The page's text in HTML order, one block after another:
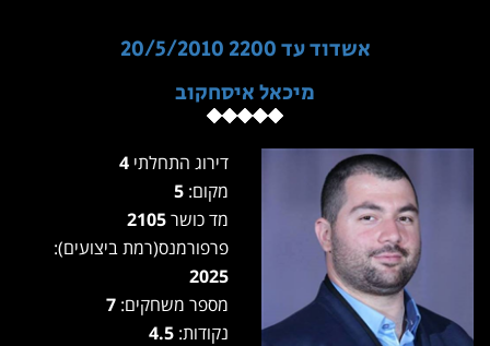
אשדוד עד 2200 20/5/2010
מיכאל איסחקוב
דירוג התחלתי
מקום:
מד כושר
פרפורמנס(רמת ביצועים):
2025
מספר משחקים:
נקודות: 4.5